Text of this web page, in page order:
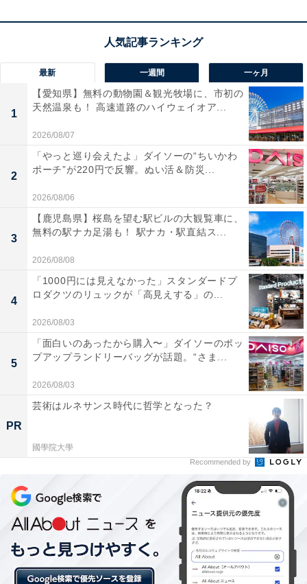
最長21日間のロングバッテリー
インチの大画面は視認性が高く、
進化したゴルフナビ機
や100種類以上のスポーツモードを快適に使いこなせ
ます。心電図分析や情緒モニタリングなど、心身の状態
を深く見守れる機能も充実していますね。
高級感のあるデザインはビジネスからアウトドアまで幅
広く馴染みます。これ一台で、日々のパフォーマンス向
上と健康管理が驚くほどスマートに、そして高い精度で
実現します！
HUAWEI WATCH GT 6 Proの口コミは？
HUAWEI WATCH GT 6 Proには以下のような口コミが寄
バッテリー持ちが驚異的で一度充電すれば数週間放
置できるので旅行や出張でも充電器いらずで本当に
助かります
ゴルフナビの精度が非常に高くハザードの位置や距
離が正確に把握できるのでスコアアップに欠かせな
い最高の相棒です
情緒モニタリング機能が面白く自分のストレス状態
を客観的に把握できるので生活リズムを整える良い
最新 一週間 一ヶ月
1
【愛知県】無料の動物園＆観光牧場に、市初の
天然温泉も！ 高速道路のハイウェイオア...
2026/08/07
2
「やっと巡り会えたよ」ダイソーの“ちいかわ
ポーチ”が220円で反響。ぬい活＆防災...
2026/08/06
3
【鹿児島県】桜島を望む駅ビルの大観覧車に、
無料の駅ナカ足湯も！ 駅ナカ・駅直結ス...
2026/08/08
4
「1000円には見えなかった」スタンダードプ
ロダクツのリュックが「高見えする」の...
2026/08/03
5
「面白いのあったから購入〜」ダイソーのポッ
プアップランドリーバッグが話題。“さま...
2026/08/03
PR
芸術はルネサンス時代に哲学となった？
國學院大學
Recommended by